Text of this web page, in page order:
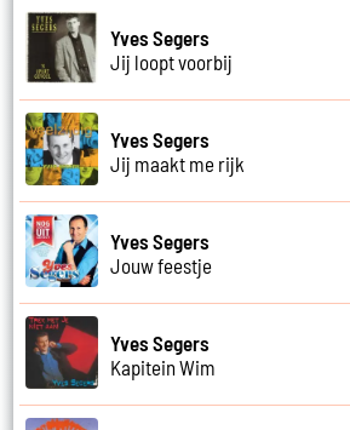
Yves Segers
Jij loopt voorbij
Yves Segers
Jij maakt me rijk
Yves Segers
Jouw feestje
Yves Segers
Kapitein Wim